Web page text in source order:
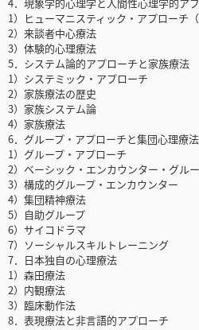
1）ヒューマニスティック・アプローチ
2）来談者中心療法
3）体験的心理療法
5．システム論的アプローチと家族療法
1）システミック・アプローチ
2）家族療法の歴史
3）家族システム論
4）家族療法
6．グループ・アプローチと集団心理療法
1）グループ・アプローチ
2）ベーシック・エンカウンター・グル
3）構成的グループ・エンカウンター
4）集団精神療法
5）自助グループ
6）サイコドラマ
7）ソーシャルスキルトレーニング
7．日本独自の心理療法
1）森田療法
2）内観療法
3）臨床動作法
8．表現療法と非言語的アプローチ